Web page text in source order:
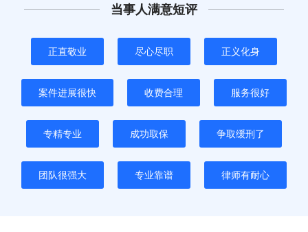
当事人满意短评
正直敬业 尽心尽职 正义化身
案件进展很快 收费合理 服务很好
专精专业 成功取保 争取缓刑了
团队很强大 专业靠谱 律师有耐心